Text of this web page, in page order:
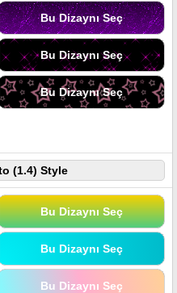
Bu Dizaynı Seç
Bu Dizaynı Seç
Bu Dizaynı Seç
(1.4) Style
Bu Dizaynı Seç
Bu Dizaynı Seç
Bu Dizaynı Seç